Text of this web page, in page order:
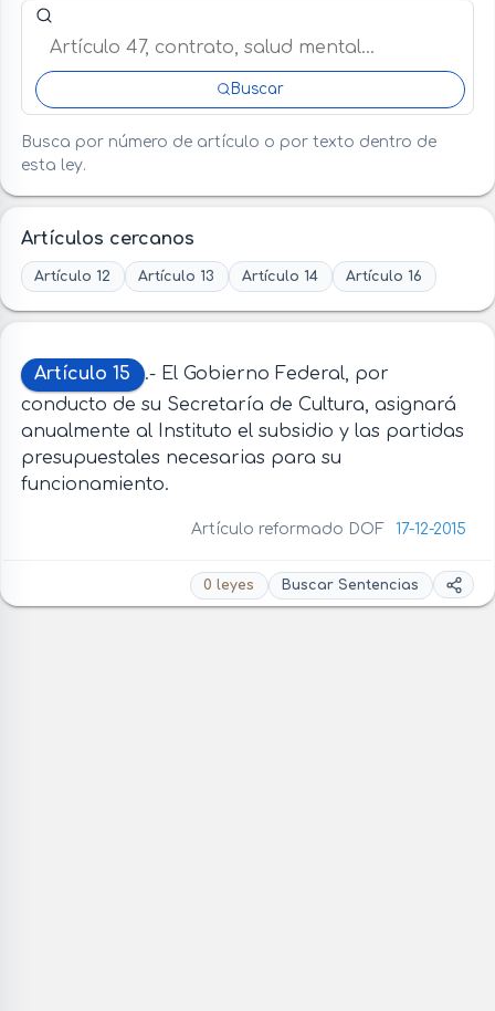
Buscar artículo o término en esta ley
Buscar
Busca por número de artículo o por texto dentro de
esta ley.
Artículos cercanos
Artículo 12 Artículo 13 Artículo 14 Artículo 16
Artículo 15
.- El Gobierno Federal, por
conducto de su Secretaría de Cultura, asignará
anualmente al Instituto el subsidio y las partidas
presupuestales necesarias para su
funcionamiento.
Artículo reformado DOF 17-12-2015
0 leyes Buscar Sentencias